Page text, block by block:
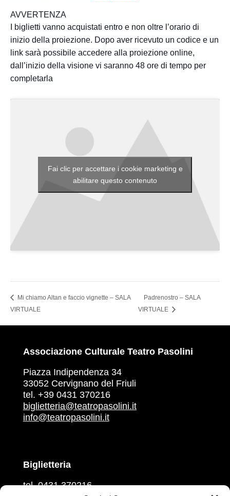
AVVERTENZA
I biglietti vanno acquistati entro e non oltre l’orario di
inizio della proiezione. Dopo aver ricevuto un codice e un
link sarà possibile accedere alla proiezione online,
dall’inizio della visione vi saranno 48 ore di tempo per
completarla
Fai clic per accettare i cookie marketing e
abilitare questo contenuto
Mi chiamo Altan e faccio vignette – SALA
VIRTUALE
Padrenostro – SALA
VIRTUALE
Associazione Culturale Teatro Pasolini
Piazza Indipendenza 34
33052 Cervignano del Friuli
tel. +39 0431 370216
biglietteria@teatropasolini.it
info@teatropasolini.it
Biglietteria
tel. 0431 370216